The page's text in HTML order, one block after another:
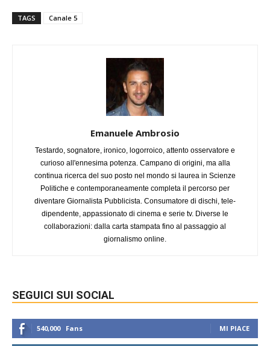
TAGS Canale 5
Emanuele Ambrosio
Testardo, sognatore, ironico, logorroico, attento osservatore e
curioso all'ennesima potenza. Campano di origini, ma alla
continua ricerca del suo posto nel mondo si laurea in Scienze
Politiche e contemporaneamente completa il percorso per
diventare Giornalista Pubblicista. Consumatore di dischi, tele-
dipendente, appassionato di cinema e serie tv. Diverse le
collaborazioni: dalla carta stampata fino al passaggio al
giornalismo online.
SEGUICI SUI SOCIAL
540,000 Fans MI PIACE